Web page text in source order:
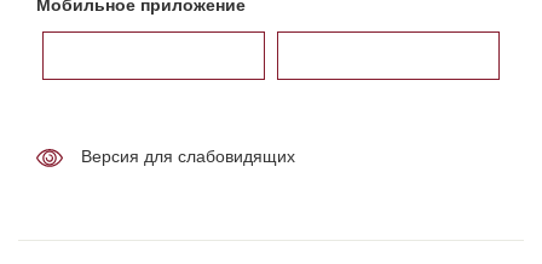
Версия для слабовидящих